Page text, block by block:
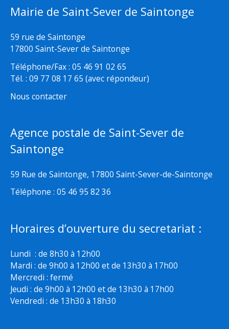
Mairie de Saint-Sever de Saintonge
59 rue de Saintonge
17800 Saint-Sever de Saintonge
Téléphone/Fax : 05 46 91 02 65
Tél. : 09 77 08 17 65 (avec répondeur)
Nous contacter
Agence postale de Saint-Sever de
Saintonge
59 Rue de Saintonge, 17800 Saint-Sever-de-Saintonge
Téléphone : 05 46 95 82 36
Horaires d’ouverture du secretariat :
Lundi : de 8h30 à 12h00
Mardi : de 9h00 à 12h00 et de 13h30 à 17h00
Mercredi : fermé
Jeudi : de 9h00 à 12h00 et de 13h30 à 17h00
Vendredi : de 13h30 à 18h30